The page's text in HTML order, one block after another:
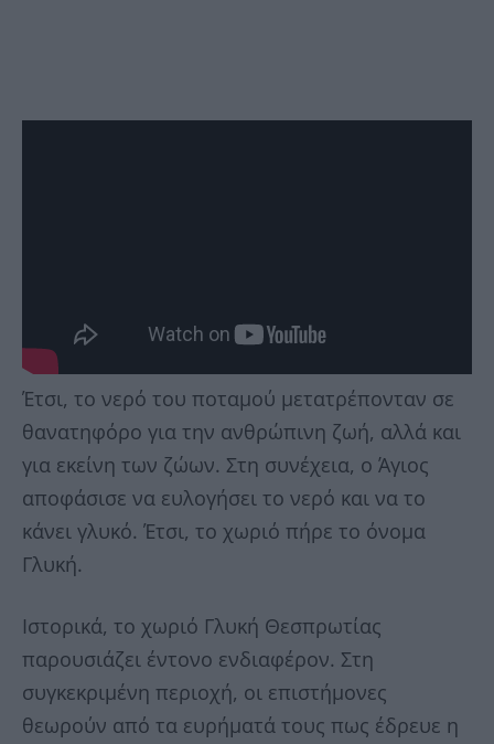
Έτσι, το νερό του ποταμού μετατρέπονταν σε
θανατηφόρο για την ανθρώπινη ζωή, αλλά και
για εκείνη των ζώων. Στη συνέχεια, ο Άγιος
αποφάσισε να ευλογήσει το νερό και να το
κάνει γλυκό. Έτσι, το χωριό πήρε το όνομα
Γλυκή.
Ιστορικά, το χωριό Γλυκή Θεσπρωτίας
παρουσιάζει έντονο ενδιαφέρον. Στη
συγκεκριμένη περιοχή, οι επιστήμονες
θεωρούν από τα ευρήματά τους πως έδρευε η